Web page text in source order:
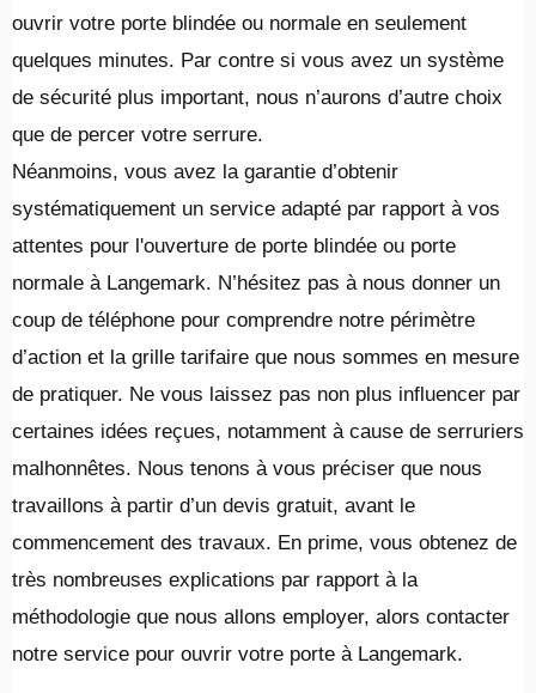
ouvrir votre porte blindée ou normale en seulement
quelques minutes. Par contre si vous avez un système
de sécurité plus important, nous n’aurons d’autre choix
que de percer votre serrure.
Néanmoins, vous avez la garantie d’obtenir
systématiquement un service adapté par rapport à vos
attentes pour l'ouverture de porte blindée ou porte
normale à Langemark. N’hésitez pas à nous donner un
coup de téléphone pour comprendre notre périmètre
d’action et la grille tarifaire que nous sommes en mesure
de pratiquer. Ne vous laissez pas non plus influencer par
certaines idées reçues, notamment à cause de serruriers
malhonnêtes. Nous tenons à vous préciser que nous
travaillons à partir d’un devis gratuit, avant le
commencement des travaux. En prime, vous obtenez de
très nombreuses explications par rapport à la
méthodologie que nous allons employer, alors contacter
notre service pour ouvrir votre porte à Langemark.